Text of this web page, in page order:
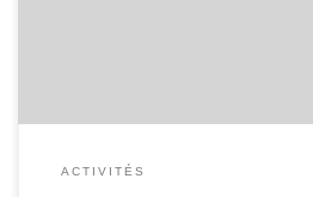
ACTIVITÉS